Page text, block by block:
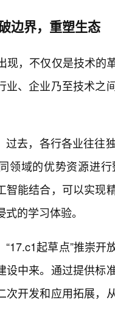
边界，重塑生态
现，不仅仅是技术
业、企业乃至技术之
过去，各行各业往往
领域的优势资源进
智能结合，可以实现
的学习体验。
“17.c1起草点”推崇
设中来。通过提供标
次开发和应用拓展，